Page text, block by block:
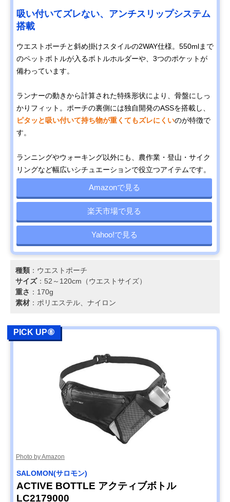
吸い付いてズレない、アンチスリップシステム
搭載
ウエストポーチと斜め掛けスタイルの2WAY仕様。550mlまで
のペットボトルが入るボトルホルダーや、3つのポケットが
備わっています。
ランナーの動きから計算された特殊形状により、骨盤にしっ
かりフィット。ポーチの裏側には独自開発のASSを搭載し、
ピタッと吸い付いて持ち物が重くてもズレにくいのが特徴で
す。
ランニングやウォーキング以外にも、農作業・登山・サイク
リングなど幅広いシチュエーションで役立つアイテムです。
Amazonで見る
楽天市場で見る
Yahoo!で見る
種類 ：ウエストポーチ
サイズ：52～120cm（ウエストサイズ）
重さ ：170g
素材 ：ポリエステル、ナイロン
PICK UP⑧
Photo by Amazon
SALOMON(サロモン)
ACTIVE BOTTLE アクティブボトル
LC2179000